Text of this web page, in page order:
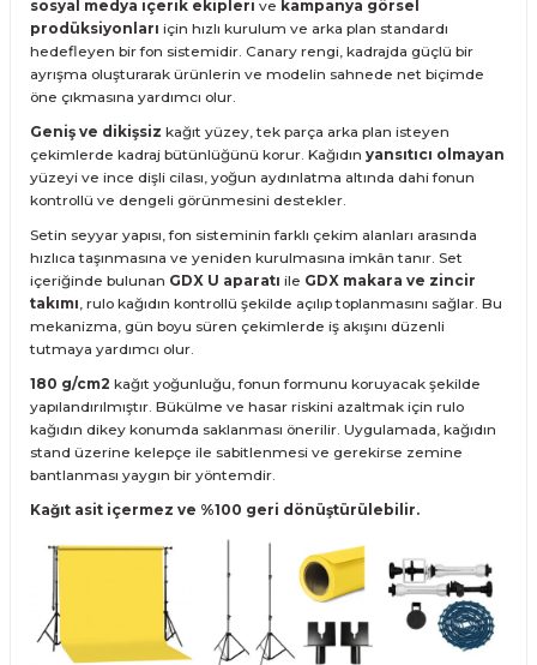
sosyal medya içerik ekipleri ve kampanya görsel
prodüksiyonları için hızlı kurulum ve arka plan standardı
hedefleyen bir fon sistemidir. Canary rengi, kadrajda güçlü bir
ayrışma oluşturarak ürünlerin ve modelin sahnede net biçimde
öne çıkmasına yardımcı olur.
Geniş ve dikişsiz kağıt yüzey, tek parça arka plan isteyen
çekimlerde kadraj bütünlüğünü korur. Kağıdın yansıtıcı olmayan
yüzeyi ve ince dişli cilası, yoğun aydınlatma altında dahi fonun
kontrollü ve dengeli görünmesini destekler.
Setin seyyar yapısı, fon sisteminin farklı çekim alanları arasında
hızlıca taşınmasına ve yeniden kurulmasına imkân tanır. Set
içeriğinde bulunan GDX U aparatı ile GDX makara ve zincir
takımı, rulo kağıdın kontrollü şekilde açılıp toplanmasını sağlar. Bu
mekanizma, gün boyu süren çekimlerde iş akışını düzenli
tutmaya yardımcı olur.
180 g/cm2 kağıt yoğunluğu, fonun formunu koruyacak şekilde
yapılandırılmıştır. Bükülme ve hasar riskini azaltmak için rulo
kağıdın dikey konumda saklanması önerilir. Uygulamada, kağıdın
stand üzerine kelepçe ile sabitlenmesi ve gerekirse zemine
bantlanması yaygın bir yöntemdir.
Kağıt asit içermez ve %100 geri dönüştürülebilir.